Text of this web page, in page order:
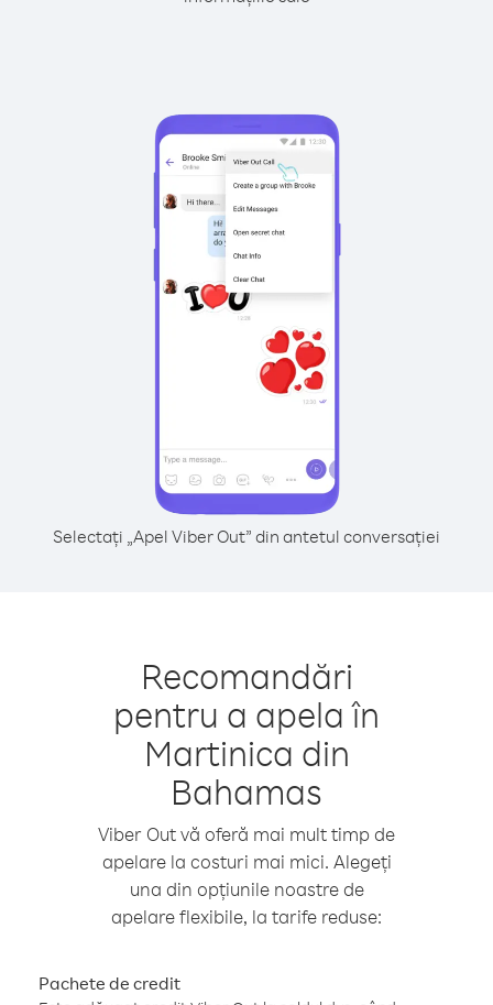
Selectați „Apel Viber Out” din antetul conversației
Recomandări
pentru a apela în
Martinica din
Bahamas
Viber Out vă oferă mai mult timp de
apelare la costuri mai mici. Alegeți
una din opțiunile noastre de
apelare flexibile, la tarife reduse:
Pachete de credit